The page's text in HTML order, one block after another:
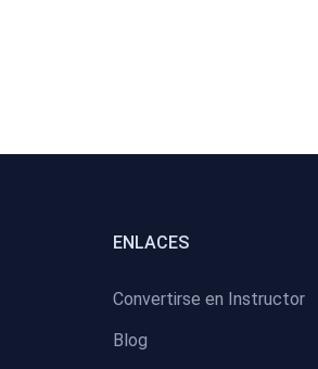
ENLACES
Convertirse en Instructor
Blog